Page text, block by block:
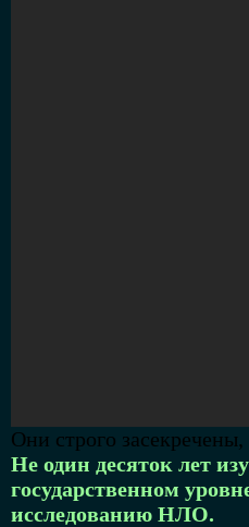
Они строго
Не один десяток лет
государственном
исследованию НЛО.